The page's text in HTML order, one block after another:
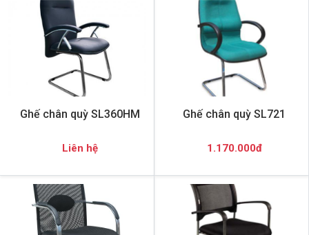
Ghế chân quỳ SL360HM
Liên hệ
Ghế chân quỳ SL721
1.170.000đ